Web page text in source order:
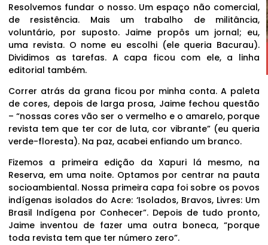
Resolvemos fundar o nosso. Um espaço não comercial,
de resistência. Mais um trabalho de militância,
voluntário, por suposto. Jaime propôs um jornal; eu,
uma revista. O nome eu escolhi (ele queria Bacurau).
Dividimos as tarefas. A capa ficou com ele, a linha
editorial também.
Correr atrás da grana ficou por minha conta. A paleta
de cores, depois de larga prosa, Jaime fechou questão
– “nossas cores vão ser o vermelho e o amarelo, porque
revista tem que ter cor de luta, cor vibrante” (eu queria
verde-floresta). Na paz, acabei enfiando um branco.
Fizemos a primeira edição da Xapuri lá mesmo, na
Reserva, em uma noite. Optamos por centrar na pauta
socioambiental. Nossa primeira capa foi sobre os povos
indígenas isolados do Acre: ‘Isolados, Bravos, Livres: Um
Brasil Indígena por Conhecer”. Depois de tudo pronto,
Jaime inventou de fazer uma outra boneca, “porque
toda revista tem que ter número zero”.